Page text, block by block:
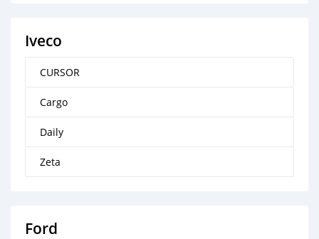
Iveco
CURSOR
Cargo
Daily
Zeta
Ford